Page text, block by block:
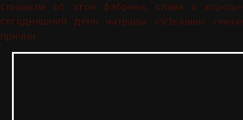
слышали об этой фабрике, слава о
сегодняшний день матрацы «Schramm»
причин.